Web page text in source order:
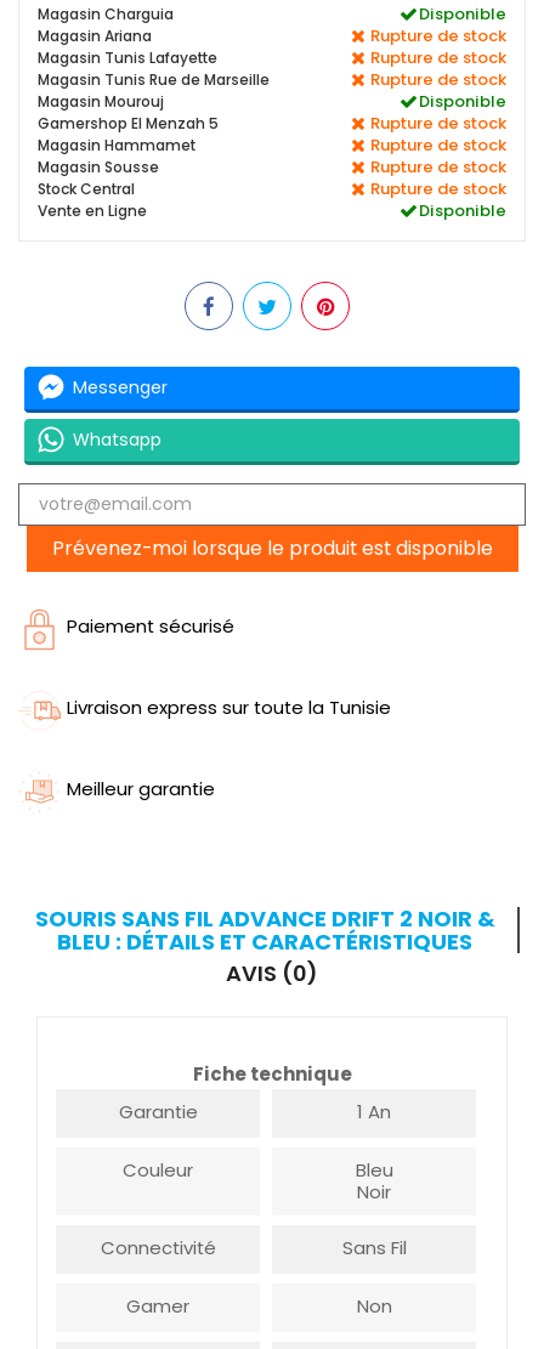
Magasin Charguia Disponible
Magasin Ariana Rupture de stock
Magasin Tunis Lafayette Rupture de stock
Magasin Tunis Rue de Marseille Rupture de stock
Magasin Mourouj Disponible
Gamershop El Menzah 5 Rupture de stock
Magasin Hammamet Rupture de stock
Magasin Sousse Rupture de stock
Stock Central Rupture de stock
Vente en Ligne Disponible
Messenger
Whatsapp
Prévenez-moi lorsque le produit est disponible
Paiement sécurisé
Livraison express sur toute la Tunisie
Meilleur garantie
SOURIS SANS FIL ADVANCE DRIFT 2 NOIR &
BLEU : DÉTAILS ET CARACTÉRISTIQUES
AVIS (0)
Fiche technique
Garantie
1 An
Couleur
Bleu
Noir
Connectivité Sans Fil
Gamer Non